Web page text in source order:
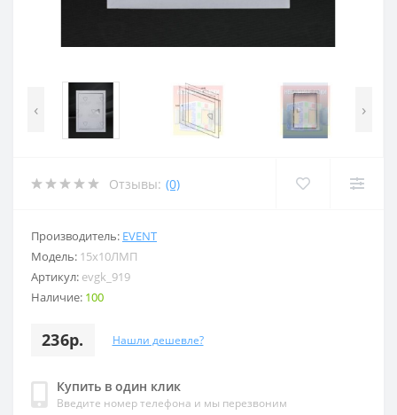
‹ ›
Отзывы: (0)
Производитель: EVENT
Модель: 15x10ЛМП
Артикул: evgk_919
Наличие: 100
236р. Нашли дешевле?
Купить в один клик
Введите номер телефона и мы перезвоним